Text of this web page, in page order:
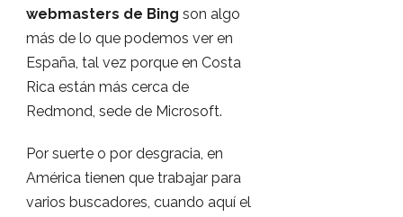
webmasters de Bing son algo
más de lo que podemos ver en
España, tal vez porque en Costa
Rica están más cerca de
Redmond, sede de Microsoft.
Por suerte o por desgracia, en
América tienen que trabajar para
varios buscadores, cuando aquí el